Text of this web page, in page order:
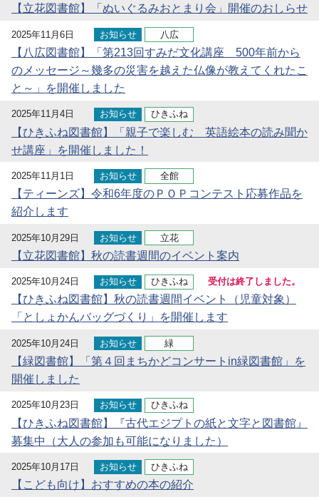
【立花図書館】「ぬいぐるみおとまり会」開催のおしらせ
2025年11月6日 お知らせ 八広
【八広図書館】「第213回すみだ文化講座 500年前から
のメッセージ～幾多の災害を越えた仏像が教えてくれたこ
と～」を開催しました
2025年11月4日 お知らせ ひきふね
【ひきふね図書館】「親子で楽しむ 英語絵本の読み聞か
せ講座」を開催しました！
2025年11月1日 お知らせ 全館
【ティーンズ】令和6年度のＰＯＰコンテスト応募作品を
紹介します
2025年10月29日 お知らせ 立花
【立花図書館】秋の読書週間のイベント案内
2025年10月24日 お知らせ ひきふね 受付は終了しました。
【ひきふね図書館】秋の読書週間イベント（児童対象）
「としょかんバッグづくり」を開催します
2025年10月24日 お知らせ 緑
【緑図書館】「第４回まちかどコンサートin緑図書館」を
開催しました
2025年10月23日 お知らせ ひきふね
【ひきふね図書館】『古代エジプトの紙と文字と図書館』
募集中（大人の参加も可能になりました）
2025年10月17日 お知らせ ひきふね
【こども向け】おすすめの本の紹介